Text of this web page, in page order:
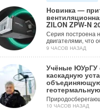
Новинка —
ZILON ZPW-N
Серия построена
двигателями, что
9 ЧАСОВ НАЗАД
Учёные ЮУрГУ
каскадную
10 ЧАСОВ НАЗАД